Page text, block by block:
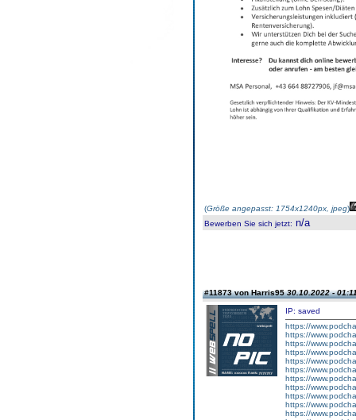
(Größe angepasst: 1754x1240px, jpeg)
Bewerben Sie sich jetzt: n/a
#11873 von Harris9530.10.2022 -
IP: saved
https://
https://
https://
https://
https://
https://
https://
https://
https://
https://
https://